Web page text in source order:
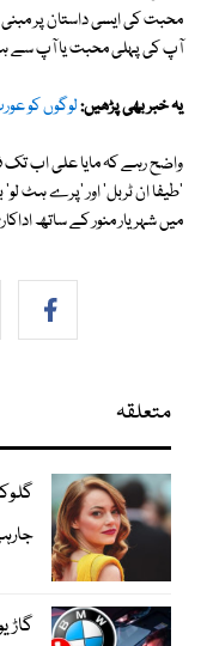
محبت کی ایسی داستان پر
آپ کی پہلی محبت یا آپ سے
یہ خبر بھی پڑھیں:لوگوں کو
واضح رہے کہ مایا علی اب تک
'طیفا ان ٹربل' اور 'پرے ہٹ
میں شہریار منور کے ساتھ
متعلقہ